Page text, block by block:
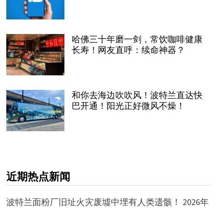
哈佛三十年磨一剑，常饮咖啡健康
长寿！网友直呼：续命神器？
和你去海边吹吹风！波特兰直达快
巴开通！阳光正好微风不燥！
近期热点新闻
波特兰面粉厂旧址火灾废墟中埋有人类遗骸！ 2026年